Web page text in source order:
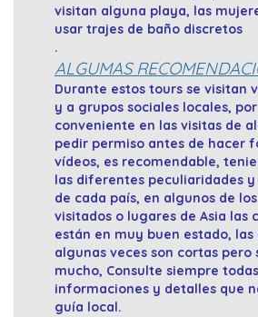
visitan alguna playa, las
usar trajes de baño discretos
.
ALGUMAS
Durante estos tours se visitan
y a grupos sociales locales,
conveniente en las visitas de
pedir permiso antes de hacer
vídeos, es recomendable,
las diferentes peculiaridades
de cada país, en algunos de
visitados o lugares de Asia las
están en muy buen estado, las
algunas veces son cortas
mucho, Consulte siempre
informaciones y detalles que
guía local.